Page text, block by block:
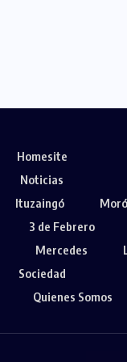
Homesite
Noticias
Ituzaingó
3 de Febrero
Mercedes
Sociedad
Quienes Somos